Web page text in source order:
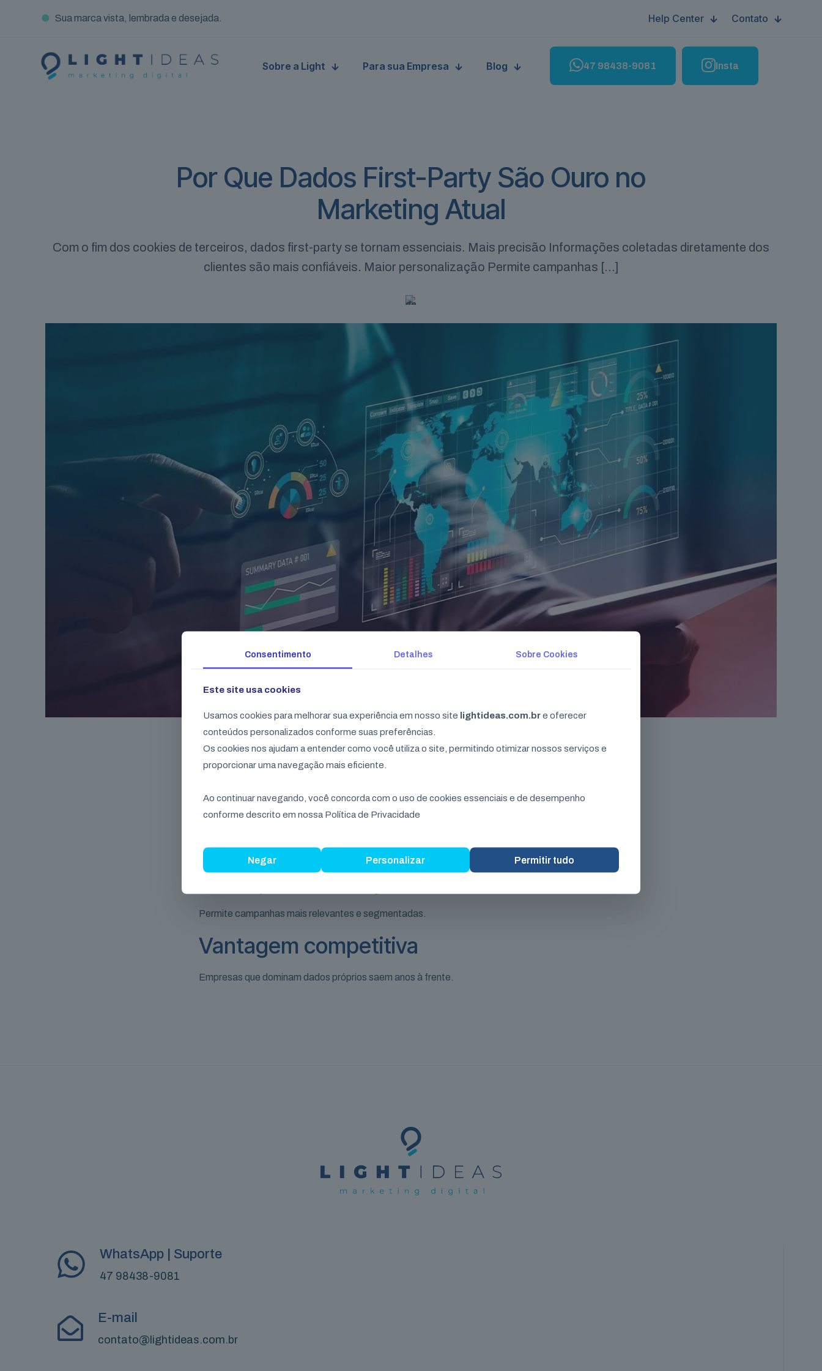
● Sua marca vista, lembrada e desejada. Help Center Contato
Sobre a Light Para sua Empresa Blog 47 98438-9081 Insta
Por Que Dados First-Party São Ouro no
Marketing Atual
Com o fim dos cookies de terceiros, dados first-party se tornam essenciais. Mais precisão Informações coletadas diretamente dos
clientes são mais confiáveis. Maior personalização Permite campanhas […]
Mais precisão
Informações coletadas diretamente dos clientes são mais confiáveis.
Maior personalização
Permite campanhas mais relevantes e segmentadas.
Vantagem competitiva
Empresas que dominam dados próprios saem anos à frente.
WhatsApp | Suporte
47 98438-9081
E-mail
contato@lightideas.com.br
Consentimento Detalhes Sobre Cookies
Este site usa cookies
Usamos cookies para melhorar sua experiência em nosso site lightideas.com.bre oferecer
conteúdos personalizados conforme suas preferências.
Os cookies nos ajudam a entender como você utiliza o site, permitindo otimizar nossos serviços e
proporcionar uma navegação mais eficiente.
Ao continuar navegando, você concorda com o uso de cookies essenciais e de desempenho
conforme descrito em nossa Política de Privacidade
Negar Personalizar Permitir tudo